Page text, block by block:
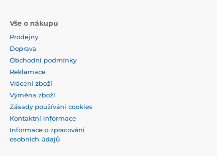
Vše o nákupu
Prodejny
Doprava
Obchodní podmínky
Reklamace
Vrácení zboží
Výměna zboží
Zásady používání cookies
Kontaktní informace
Informace o zpracování
osobních údajů